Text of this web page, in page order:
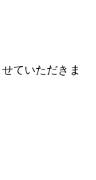
ていただきま